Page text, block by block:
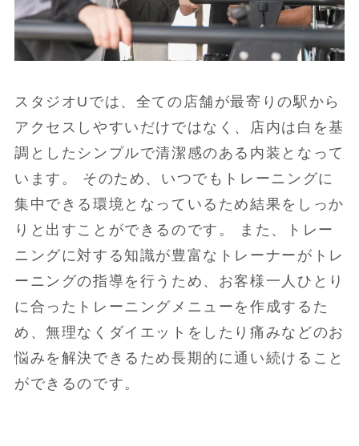
スタジオUでは、全ての店舗が最寄りの駅から
アクセスしやすいだけではなく、店内は白を基
調としたシンプルで清潔感のある内装となって
います。 そのため、いつでもトレーニングに
集中できる環境となっているため結果をしっか
りと出すことができるのです。 また、トレー
ニングに対する知識が豊富なトレーナーがトレ
ーニングの指導を行うため、お客様一人ひとり
に合ったトレーニングメニューを作成するた
め、無理なくダイエットをしたり痛みなどのお
悩みを解決できるため長期的に通い続けること
ができるのです。